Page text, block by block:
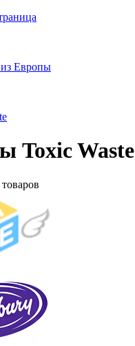
Европы
Toxic Waste